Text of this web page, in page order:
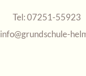
Tel:07251-55923
info@grundschule-